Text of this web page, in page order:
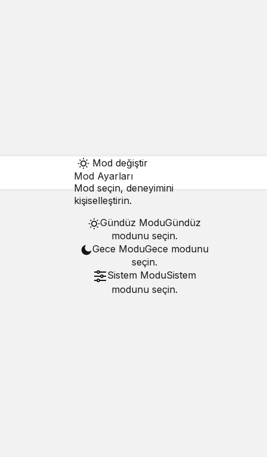
Mod değiştir
Mod Ayarları
Mod seçin, deneyimini
kişiselleştirin.
Gündüz ModuGündüz
modunu seçin.
Gece ModuGece modunu
seçin.
Sistem ModuSistem
modunu seçin.